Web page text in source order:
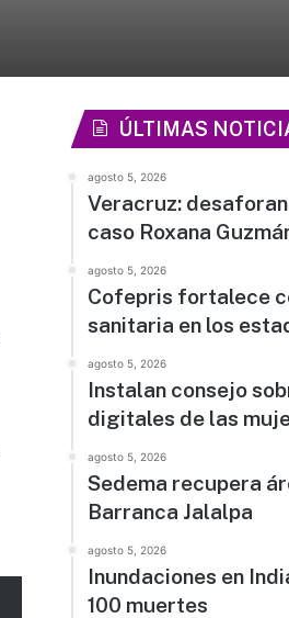
ÚLTIMAS
agosto 5, 2026
Veracruz:
caso Roxana
agosto 5, 2026
Cofepris fortalece
sanitaria en los
agosto 5, 2026
Instalan consejo
digitales de las
agosto 5, 2026
Sedema recupera
Barranca Jalalpa
agosto 5, 2026
Inundaciones en
100 muertes